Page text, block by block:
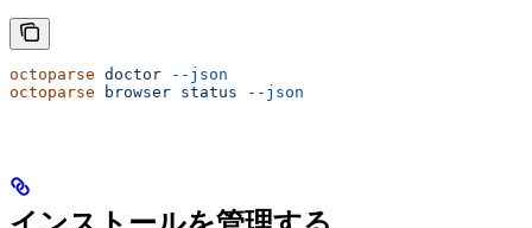
octoparse doctor --json
octoparse browser status --json